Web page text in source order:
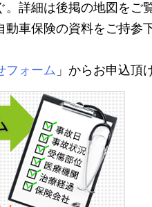
詳細は後掲の地図をご
車保険の資料をご持参
フォーム 」からお申込頂